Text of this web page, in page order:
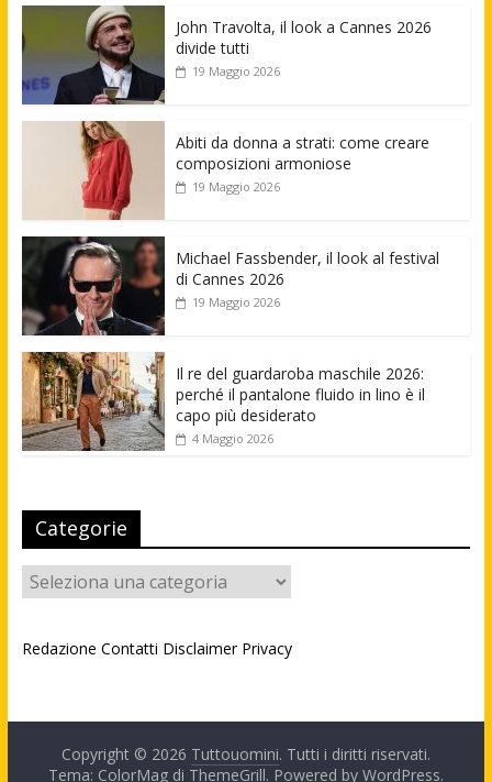
John Travolta, il look a Cannes 2026
divide tutti
19 Maggio 2026
Abiti da donna a strati: come creare
composizioni armoniose
19 Maggio 2026
Michael Fassbender, il look al festival
di Cannes 2026
19 Maggio 2026
Il re del guardaroba maschile 2026:
perché il pantalone fluido in lino è il
capo più desiderato
4 Maggio 2026
Categorie
Categorie
Redazione Contatti Disclaimer Privacy
Copyright © 2026 Tuttouomini. Tutti i diritti riservati.
Tema: ColorMag di ThemeGrill. Powered by WordPress.